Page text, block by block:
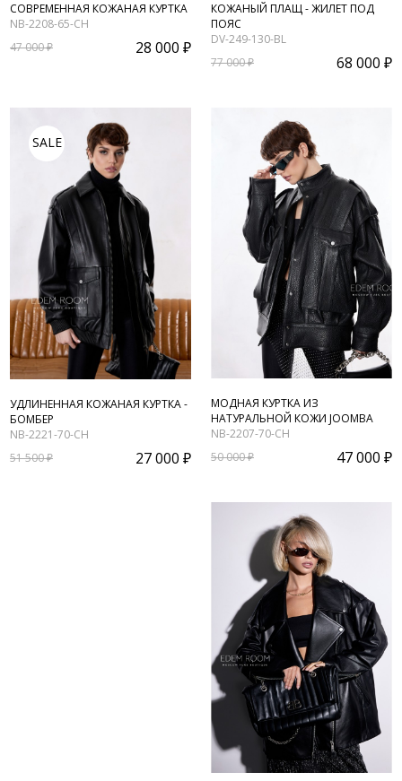
СОВРЕМЕННАЯ КОЖАНАЯ КУРТКА
NB-2208-65-CH
47 000 ₽
28 000 ₽
КОЖАНЫЙ ПЛАЩ - ЖИЛЕТ ПОД
ПОЯС
DV-249-130-BL
77 000 ₽
68 000 ₽
SALE
УДЛИНЕННАЯ КОЖАНАЯ КУРТКА -
БОМБЕР
NB-2221-70-CH
51 500 ₽
27 000 ₽
МОДНАЯ КУРТКА ИЗ
НАТУРАЛЬНОЙ КОЖИ JOOMBA
NB-2207-70-CH
50 000 ₽
47 000 ₽